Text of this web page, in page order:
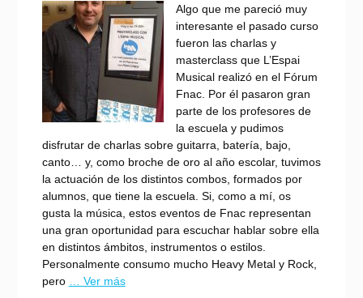
Algo que me pareció muy
interesante el pasado curso
fueron las charlas y
masterclass que L’Espai
Musical realizó en el Fórum
Fnac. Por él pasaron gran
parte de los profesores de
la escuela y pudimos
disfrutar de charlas sobre guitarra, batería, bajo,
canto… y, como broche de oro al año escolar, tuvimos
la actuación de los distintos combos, formados por
alumnos, que tiene la escuela. Si, como a mí, os
gusta la música, estos eventos de Fnac representan
una gran oportunidad para escuchar hablar sobre ella
en distintos ámbitos, instrumentos o estilos.
Personalmente consumo mucho Heavy Metal y Rock,
pero
… Ver más